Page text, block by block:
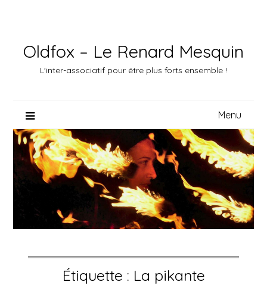
Oldfox – Le Renard Mesquin
L'inter-associatif pour être plus forts ensemble !
Menu
Étiquette : La pikante